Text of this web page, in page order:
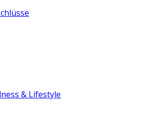
& Lifestyle